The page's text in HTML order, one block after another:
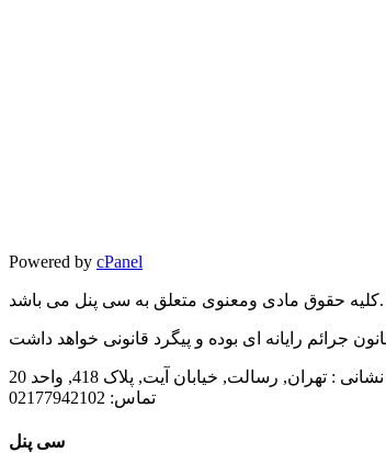
Powered by cPanel
کلیه حقوق مادی ومعنوی متعلق به سی پنل می باشد.
نشانی : تهران, رسالت, خیابان آیت, پلاک 418, واحد 20
تماس:
سی پنل